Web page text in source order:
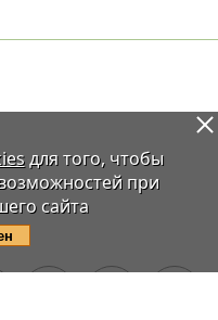
для того, чтобы
при
сайта